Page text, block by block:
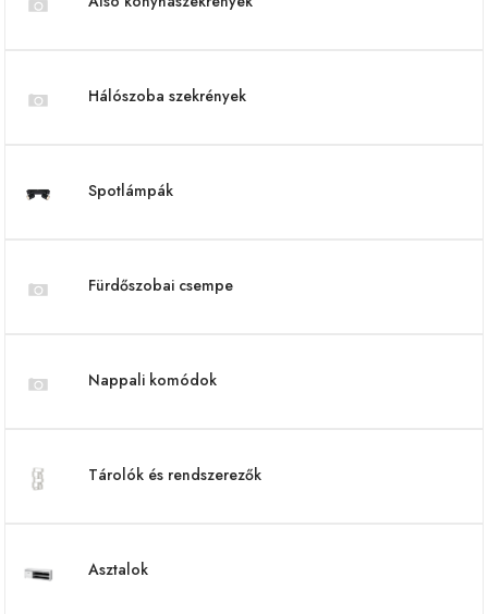
Hálószoba szekrények
Spotlámpák
Fürdőszobai csempe
Nappali komódok
Tárolók és rendszerezők
Asztalok